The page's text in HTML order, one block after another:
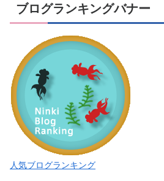
ブログランキングバナー
人気ブログランキング